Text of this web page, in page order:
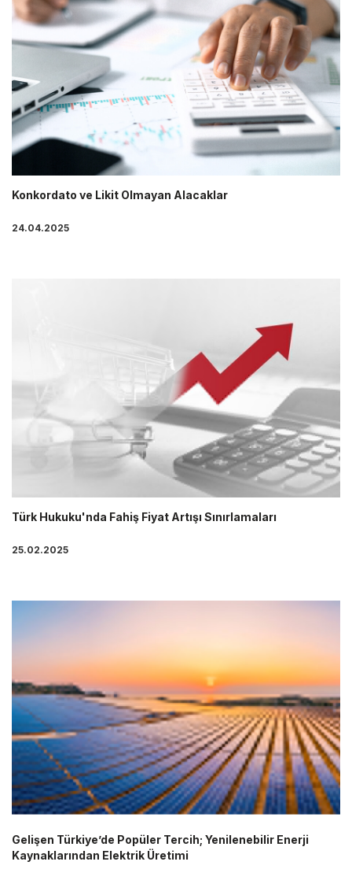
Konkordato ve Likit Olmayan Alacaklar
24.04.2025
Türk Hukuku'nda Fahiş Fiyat Artışı Sınırlamaları
25.02.2025
Gelişen Türkiye’de Popüler Tercih; Yenilenebilir Enerji
Kaynaklarından Elektrik Üretimi